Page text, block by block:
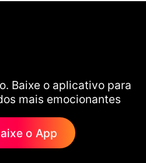
Baixe o aplicativo para
mais emocionantes
o App